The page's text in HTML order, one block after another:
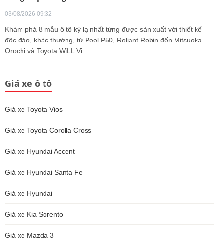
03/08/2026 09:32
Khám phá 8 mẫu ô tô kỳ lạ nhất từng được sản xuất với thiết kế
độc đáo, khác thường, từ Peel P50, Reliant Robin đến Mitsuoka
Orochi và Toyota WiLL Vi.
Giá xe ô tô
Giá xe Toyota Vios
Giá xe Toyota Corolla Cross
Giá xe Hyundai Accent
Giá xe Hyundai Santa Fe
Giá xe Hyundai
Giá xe Kia Sorento
Giá xe Mazda 3